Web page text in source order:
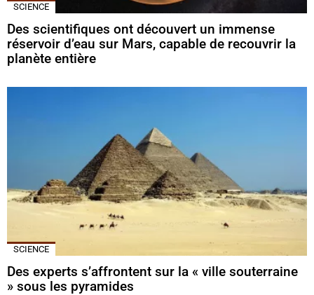
SCIENCE
Des scientifiques ont découvert un immense
réservoir d’eau sur Mars, capable de recouvrir la
planète entière
SCIENCE
Des experts s’affrontent sur la « ville souterraine
» sous les pyramides